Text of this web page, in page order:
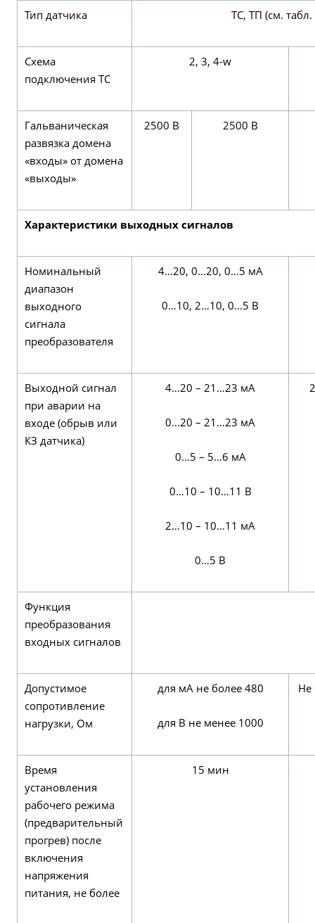
Тип датчика ТС, ТП (см.
Схема
подключения ТС
2, 3, 4-w
Гальваническая
развязка домена
«входы» от домена
«выходы»
2500 В 2500 В
Характеристики выходных сигналов
Номинальный
диапазон
выходного
сигнала
преобразователя
4…20, 0…20, 0…5 мА
0…10, 2…10, 0…5 В
Выходной сигнал
при аварии на
входе (обрыв или
КЗ датчика)
4…20 – 21…23 мА
0…20 – 21…23 мА
0…5 – 5…6 мА
0…10 – 10…11 В
2…10 – 10…11 мА
0…5 В
Функция
преобразования
входных сигналов
Допустимое
сопротивление
нагрузки, Ом
для мА не более 480
для В не менее 1000
Не
Время
установления
рабочего режима
(предварительный
прогрев) после
включения
напряжения
питания, не более
15 мин